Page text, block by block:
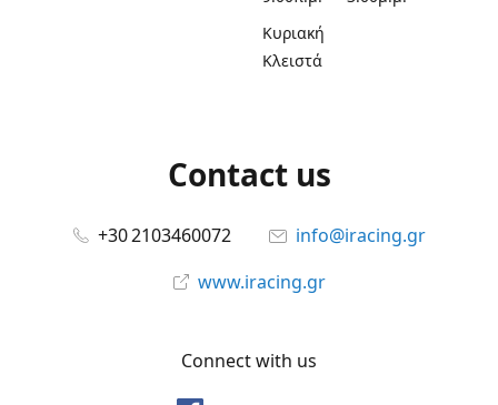
Κυριακή
Κλειστά
Contact us
+30 2103460072
info@iracing.gr
www.iracing.gr
Connect with us